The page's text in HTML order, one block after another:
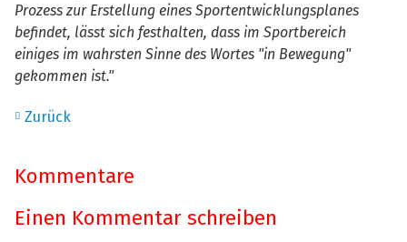
Prozess zur Erstellung eines Sportentwicklungsplanes
befindet, lässt sich festhalten, dass im Sportbereich
einiges im wahrsten Sinne des Wortes "in Bewegung"
gekommen ist."
Zurück
Kommentare
Einen Kommentar schreiben